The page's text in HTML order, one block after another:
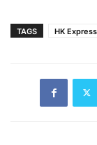
TAGS HK Express